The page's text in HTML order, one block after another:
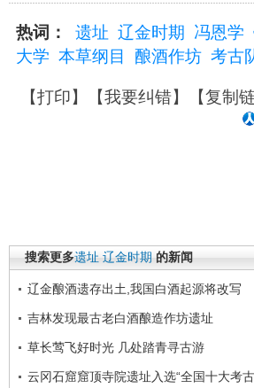
热词： 遗址 辽金时期 冯恩学
大学 本草纲目 酿酒作坊 考古
【打印】【我要纠错】【复制
搜索更多遗址 辽金时期 的新闻
辽金酿酒遗存出土,我国白酒起源将改写
吉林发现最古老白酒酿造作坊遗址
草长莺飞好时光 几处踏青寻古游
云冈石窟窟顶寺院遗址入选“全国十大考